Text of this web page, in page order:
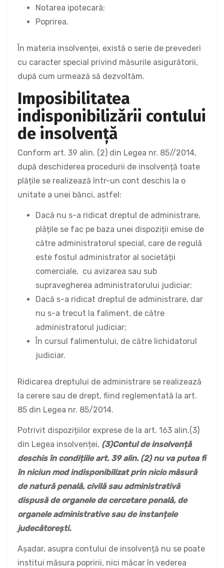
Notarea ipotecară;
Poprirea.
În materia insolvenței, există o serie de prevederi
cu caracter special privind măsurile asigurătorii,
după cum urmează să dezvoltăm.
Imposibilitatea
indisponibilizării contului
de insolvență
Conform art. 39 alin. (2) din Legea nr. 85//2014,
după deschiderea procedurii de insolvență toate
plățile se realizează într-un cont deschis la o
unitate a unei bănci, astfel:
Dacă nu s-a ridicat dreptul de administrare,
plățile se fac pe baza unei dispoziții emise de
către administratorul special, care de regulă
este fostul administrator al societății
comerciale, cu avizarea sau sub
supravegherea administratorului judiciar;
Dacă s-a ridicat dreptul de administrare, dar
nu s-a trecut la faliment, de către
administratorul judiciar;
În cursul falimentului, de către lichidatorul
judiciar.
Ridicarea dreptului de administrare se realizează
la cerere sau de drept, fiind reglementată la art.
85 din Legea nr. 85/2014.
Potrivit dispozițiilor exprese de la art. 163 alin.(3)
din Legea insolvenței, (3)Contul de insolvență
deschis în condițiileart. 39 alin. (2)nu va putea fi
în niciun mod indisponibilizat prin nicio măsură
de natură penală, civilă sau administrativă
dispusă de organele de cercetare penală, de
organele administrative sau de instanțele
judecătorești.
Așadar, asupra contului de insolvență nu se poate
institui măsura popririi, nici măcar în vederea